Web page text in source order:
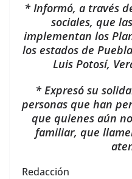
* Informó, a través
sociales, que
implementan los
los estados de
Luis Potosí,
* Expresó su
personas que han
que quienes aún
familiar, que
Redacción